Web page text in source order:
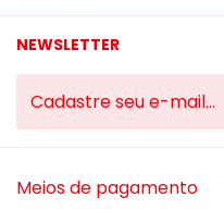
NEWSLETTER
Meios de pagamento